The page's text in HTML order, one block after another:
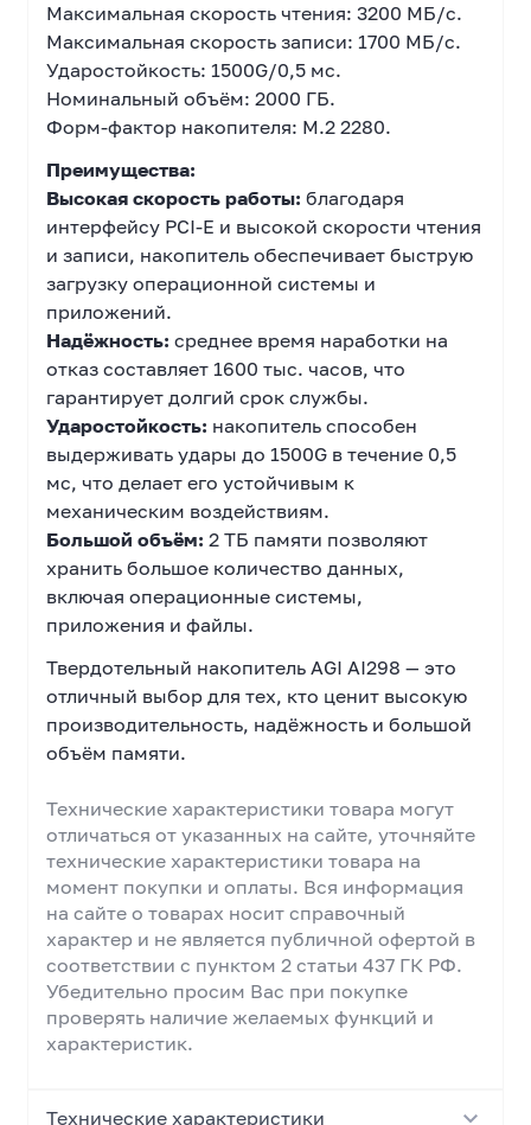
Максимальная скорость чтения: 3200 МБ/с.
Максимальная скорость записи: 1700 МБ/с.
Ударостойкость: 1500G/0,5 мс.
Номинальный объём: 2000 ГБ.
Форм-фактор накопителя: M.2 2280.
Преимущества:
Высокая скорость работы: благодаря
интерфейсу PCI-E и высокой скорости чтения
и записи, накопитель обеспечивает быструю
загрузку операционной системы и
приложений.
Надёжность: среднее время наработки на
отказ составляет 1600 тыс. часов, что
гарантирует долгий срок службы.
Ударостойкость: накопитель способен
выдерживать удары до 1500G в течение 0,5
мс, что делает его устойчивым к
механическим воздействиям.
Большой объём: 2 ТБ памяти позволяют
хранить большое количество данных,
включая операционные системы,
приложения и файлы.
Твердотельный накопитель AGI AI298 — это
отличный выбор для тех, кто ценит высокую
производительность, надёжность и большой
объём памяти.
Технические характеристики товара могут
отличаться от указанных на сайте, уточняйте
технические характеристики товара на
момент покупки и оплаты. Вся информация
на сайте о товарах носит справочный
характер и не является публичной офертой в
соответствии с пунктом 2 статьи 437 ГК РФ.
Убедительно просим Вас при покупке
проверять наличие желаемых функций и
характеристик.
Технические характеристики